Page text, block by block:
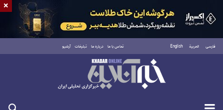
فارسی العربية English تماس با ما درباره ما تبلیغات آرشیو
یکشنبه ۱۸ مرداد ۱۴۰۵
×